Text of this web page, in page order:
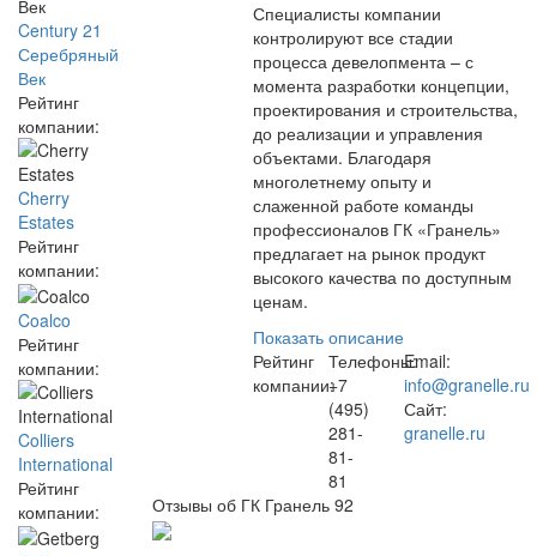
Century 21
Серебряный
Век
Рейтинг
компании:
Cherry
Estates
Рейтинг
компании:
Coalco
Рейтинг
компании:
Colliers
International
Рейтинг
компании:
Специалисты компании
контролируют все стадии
процесса девелопмента – с
момента разработки концепции,
проектирования и строительства,
до реализации и управления
объектами. Благодаря
многолетнему опыту и
слаженной работе команды
профессионалов ГК «Гранель»
предлагает на рынок продукт
высокого качества по доступным
ценам.
Показать описание
Рейтинг
компании:
Телефоны:
+7
(495)
281-
81-
81
Email:
info@granelle.ru
Сайт:
granelle.ru
Отзывы об ГК Гранель 92